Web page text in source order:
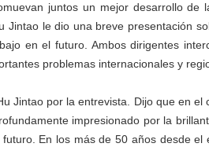
juntos un mejor desarrollo de
Jintao le dio una breve presentación
en el futuro. Ambos dirigentes
problemas internacionales y
Jintao por la entrevista. Dijo que en
impresionado por la
En los más de 50 años desde el